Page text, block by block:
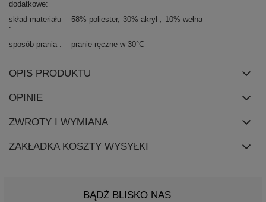
dodatkowe
skład materiału 58% poliester 30% akryl 10% wełna
sposób prania pranie ręczne w 30°C
OPIS PRODUKTU
OPINIE
ZWROTY I WYMIANA
ZAKŁADKA KOSZTY WYSYŁKI
BĄDŹ BLISKO NAS